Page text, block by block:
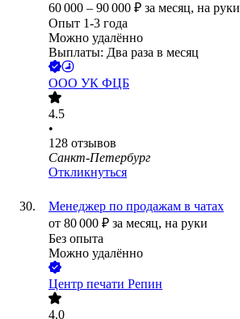
60 000 – 90 000 ₽ за месяц, на руки
Опыт 1-3 года
Можно удалённо
Выплаты: Два раза в месяц
ООО УК ФЦБ
4.5
•
128 отзывов
Санкт-Петербург
Откликнуться
Менеджер по продажам в чатах
от 80 000 ₽ за месяц, на руки
Без опыта
Можно удалённо
Центр печати Репин
4.0